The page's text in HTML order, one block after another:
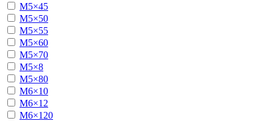
М5×45
М5×50
М5×55
М5×60
М5×70
М5×8
М5×80
М6×10
М6×12
М6×120